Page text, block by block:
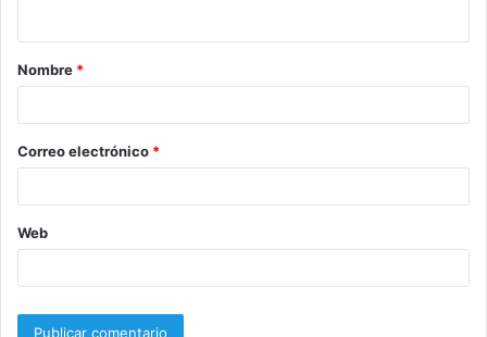
a
r
*
Nombre *
Correo electrónico *
Web